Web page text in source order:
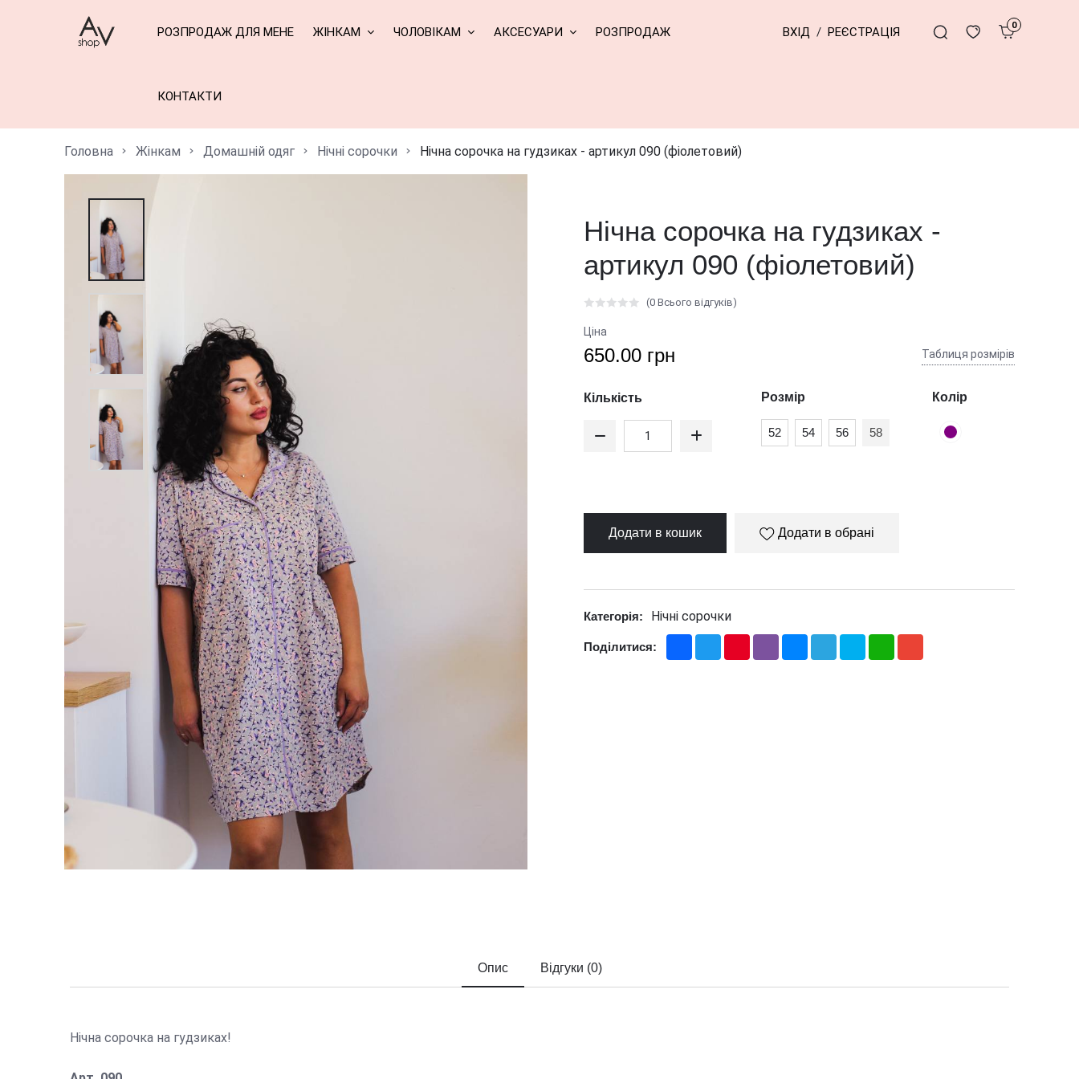
ВХІД / РЕЄСТРАЦІЯ 0
РОЗПРОДАЖ ДЛЯ МЕНЕ ЖІНКАМ ЧОЛОВІКАМ АКСЕСУАРИ РОЗПРОДАЖ
КОНТАКТИ
Головна Жінкам Домашній одяг Нічні сорочки Нічна сорочка на гудзиках - артикул 090 (фіолетовий)
Нічна сорочка на гудзиках -
артикул 090 (фіолетовий)
(0 Всього відгуків)
Ціна
650.00 грн Таблиця розмірів
Кількість Розмір
52 54 56 58
Колір
Додати в кошик Додати в обрані
Категорія: Нічні сорочки
Поділитися: Facebook
TwitterPinterestViber Messenger
TelegramSkypeWhatsApp
Опис Відгуки (0)
Нічна сорочка на гудзиках!